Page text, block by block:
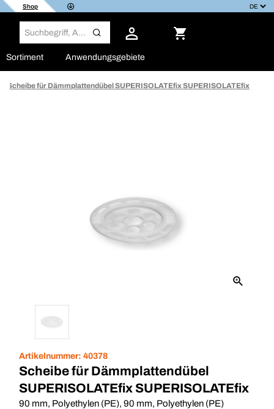
Shop
Sortiment Anwendungsgebiete
Scheibe für Dämmplattendübel SUPERISOLATEfix SUPERISOLATEfix
Artikelnummer: 40378
Scheibe für Dämmplattendübel
SUPERISOLATEfix SUPERISOLATEfix
90 mm, Polyethylen (PE), 90 mm, Polyethylen (PE)